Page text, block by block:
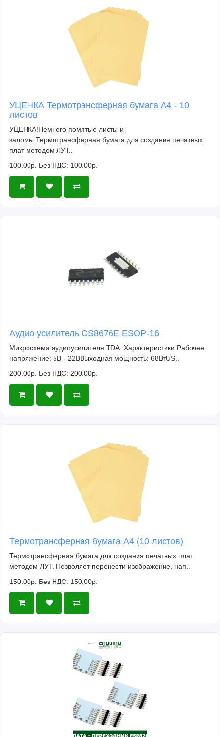
УЦЕНКА Термотрансферная бумага А4 - 10
листов
УЦЕНКА!Немного помятые листы и
заломы.Термотрансферная бумага для создания печатных
плат методом ЛУТ..
100.00р. Без НДС: 100.00р.
Аудио усилитель CS8676E ESOP-16
Микросхема аудиоусилителя TDA. Характеристики:Рабочее
напряжение: 5В - 22ВВыходная мощность: 68ВтUS..
200.00р. Без НДС: 200.00р.
Термотрансферная бумага А4 (10 листов)
Термотрансферная бумага для создания печатных плат
методом ЛУТ. Позволяет перенести изображение, нап..
150.00р. Без НДС: 150.00р.